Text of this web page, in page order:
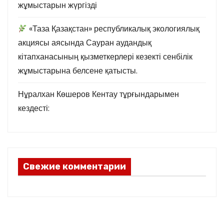
жұмыстарын жүргізді
«Таза Қазақстан» республикалық экологиялық
акциясы аясында Сауран аудандық
кітапханасының қызметкерлері кезекті сенбілік
жұмыстарына белсене қатысты.
Нұралхан Көшеров Кентау тұрғындарымен
кездесті:
Свежие комментарии